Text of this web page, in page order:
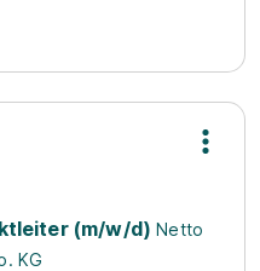
(m/w/d) Netto
KG